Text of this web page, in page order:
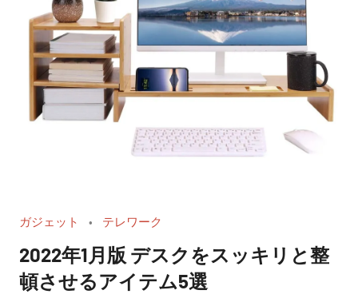
ガジェット テレワーク
2022年1月版 デスクをスッキリと整
頓させるアイテム5選